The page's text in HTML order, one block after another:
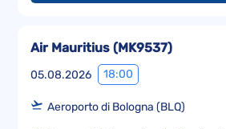
05.08.2026 18:00
Air Mauritius (MK9537)
Aeroporto di Bologna (BLQ)